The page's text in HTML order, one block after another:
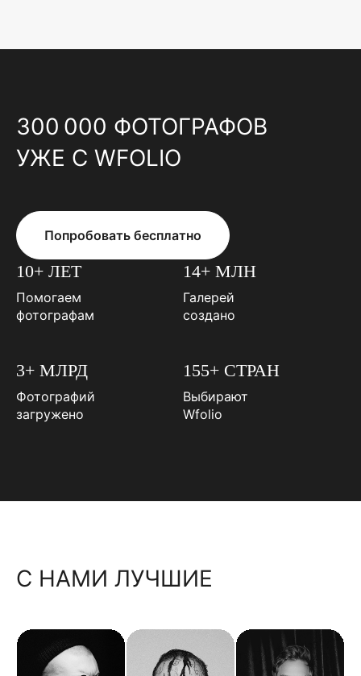
300 000 ФОТОГРАФОВ
УЖЕ С WFOLIO
Попробовать бесплатно
10+ ЛЕТ
Помогаем
фотографам
14+ МЛН
Галерей
создано
3+ МЛРД
Фотографий
загружено
155+ СТРАН
Выбирают
Wfolio
С НАМИ ЛУЧШИЕ